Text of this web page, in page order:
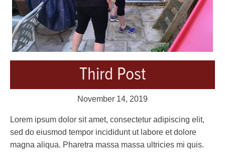
Third Post
November 14, 2019
Lorem ipsum dolor sit amet, consectetur adipiscing elit,
sed do eiusmod tempor incididunt ut labore et dolore
magna aliqua. Pharetra massa massa ultricies mi quis.